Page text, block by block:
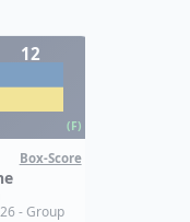
12
(F)
Box-Score
- Group